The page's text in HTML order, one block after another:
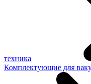
техника
Комплектующие для